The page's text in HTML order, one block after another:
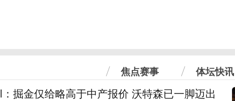
焦点赛事 体坛快讯
掘金仅给略高于中产报价 沃特森已一脚迈出